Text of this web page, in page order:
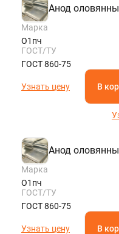
Анод
Марка
О1пч
ГОСТ/ТУ
ГОСТ 860-75
Узнать цену В
Анод
Марка
О1пч
ГОСТ/ТУ
ГОСТ 860-75
Узнать цену В